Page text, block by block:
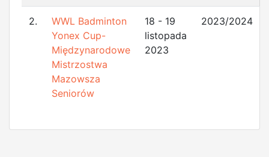
2.
WWL Badminton
Yonex Cup-
Międzynarodowe
Mistrzostwa
Mazowsza
Seniorów
18 - 19
listopada
2023
2023/2024